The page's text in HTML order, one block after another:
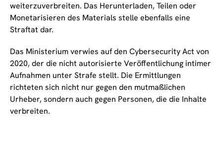
weiterzuverbreiten. Das Herunterladen, Teilen oder
Monetarisieren des Materials stelle ebenfalls eine
Straftat dar.
Das Ministerium verwies auf den Cybersecurity Act von
2020, der die nicht autorisierte Veröffentlichung intimer
Aufnahmen unter Strafe stellt. Die Ermittlungen
richteten sich nicht nur gegen den mutmaßlichen
Urheber, sondern auch gegen Personen, die die Inhalte
verbreiten.